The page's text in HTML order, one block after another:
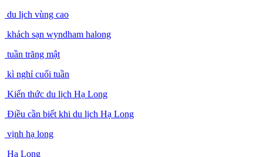
du lịch vùng cao
khách sạn wyndham halong
tuần trăng mật
kì nghỉ cuối tuần
Kiến thức du lịch Hạ Long
Điều cần biết khi du lịch Hạ Long
vịnh hạ long
Hạ Long